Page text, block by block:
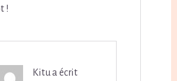
!
Kitua écrit